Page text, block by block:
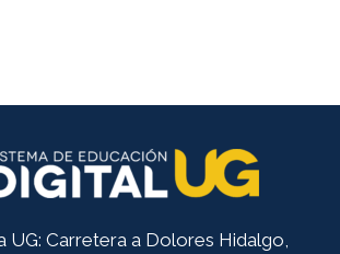
UG: Carretera a Dolores Hidalgo,